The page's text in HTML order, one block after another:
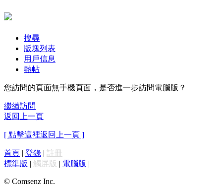
搜尋
版塊列表
用戶信息
熱帖
您訪問的頁面無手機頁面，是否進一步訪問電腦版？
繼續訪問
返回上一頁
[ 點擊這裡返回上一頁 ]
首頁 | 登錄 | 註冊
標準版 | 觸屏版 | 電腦版 |
© Comsenz Inc.